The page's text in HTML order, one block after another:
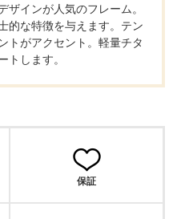
ザインが人気のフレーム。
的な特徴を与えます。テン
トがアクセント。軽量チタ
トします。
保証